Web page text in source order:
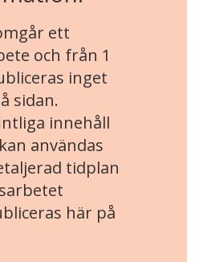
ett
och från 1
inget
sidan.
innehåll
användas
tidplan
här på